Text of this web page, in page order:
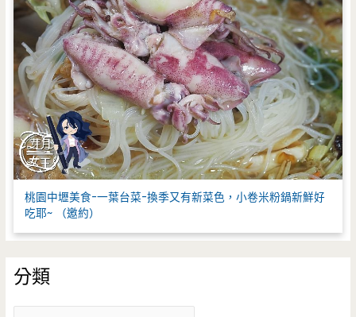
桃園中壢美食-一葉台菜-換季又有新菜色，小卷米粉鍋新鮮好
吃耶~ （邀約）
分類